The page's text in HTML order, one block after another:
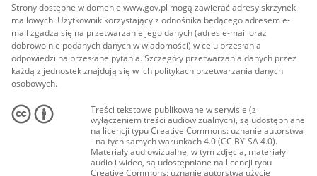
Strony dostępne w domenie www.gov.pl mogą zawierać adresy skrzynek
mailowych. Użytkownik korzystający z odnośnika będącego adresem e-
mail zgadza się na przetwarzanie jego danych (adres e-mail oraz
dobrowolnie podanych danych w wiadomości) w celu przesłania
odpowiedzi na przesłane pytania. Szczegóły przetwarzania danych przez
każdą z jednostek znajdują się w ich politykach przetwarzania danych
osobowych.
Treści tekstowe publikowane w serwisie (z
wyłączeniem treści audiowizualnych), są udostępniane
na licencji typu Creative Commons: uznanie autorstwa
- na tych samych warunkach 4.0 (CC BY-SA 4.0).
Materiały audiowizualne, w tym zdjęcia, materiały
audio i wideo, są udostępniane na licencji typu
Creative Commons: uznanie autorstwa użycie